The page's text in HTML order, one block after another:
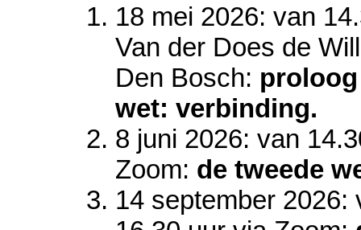
18 mei 2026: van
Van der Does de
Den Bosch:
wet: verbinding.
8 juni 2026: van
Zoom: de tweede
14 september 2026: